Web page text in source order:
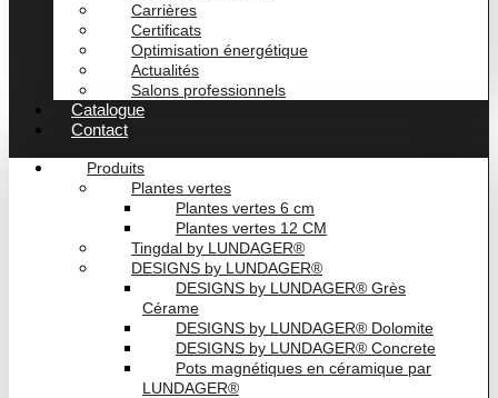
Carrières
Certificats
Optimisation énergétique
Actualités
Salons professionnels
Catalogue
Contact
Produits
Plantes vertes
Plantes vertes 6 cm
Plantes vertes 12 CM
Tingdal by LUNDAGER®
DESIGNS by LUNDAGER®
DESIGNS by LUNDAGER® Grès
Cérame
DESIGNS by LUNDAGER® Dolomite
DESIGNS by LUNDAGER® Concrete
Pots magnétiques en céramique par
LUNDAGER®